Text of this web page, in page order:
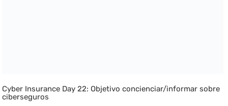
Cyber Insurance Day 22: Objetivo concienciar/informar sobre
ciberseguros